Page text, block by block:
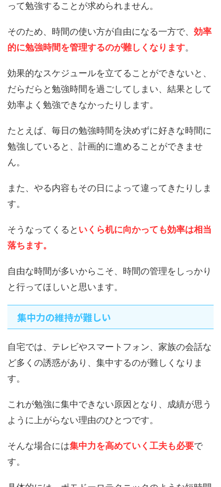
って勉強することが求められません。
そのため、時間の使い方が自由になる一方で、 効率
的に勉強時間を管理するのが難しくなります。
効果的なスケジュールを立てることができないと、
だらだらと勉強時間を過ごしてしまい、結果として
効率よく勉強できなかったりします。
たとえば、毎日の勉強時間を決めずに好きな時間に
勉強していると、計画的に進めることができませ
ん。
また、やる内容もその日によって違ってきたりしま
す。
そうなってくると いくら机に向かっても効率は相当
落ちます。
自由な時間が多いからこそ、時間の管理をしっかり
と行ってほしいと思います。
集中力の維持が難しい
自宅では、テレビやスマートフォン、家族の会話な
ど多くの誘惑があり、集中するのが難しくなりま
す。
これが勉強に集中できない原因となり、成績が思う
ように上がらない理由のひとつです。
そんな場合には集中力を高めていく工夫も必要で
す。